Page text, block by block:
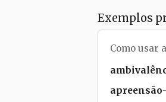
Exemplos
Como usar
apreensão